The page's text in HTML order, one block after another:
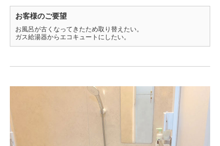
お客様のご要望
お風呂が古くなってきたため取り替えたい。
ガス給湯器からエコキュートにしたい。